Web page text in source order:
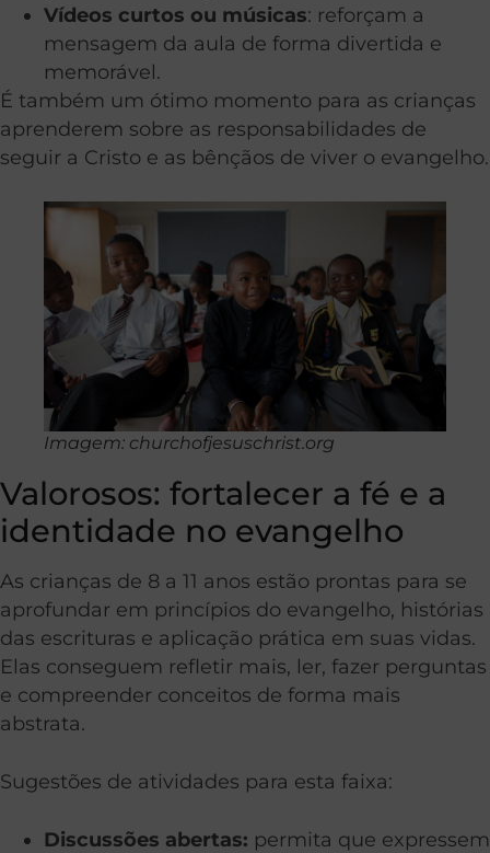
Vídeos curtos ou músicas: reforçam a
mensagem da aula de forma divertida e
memorável.
É também um ótimo momento para as crianças
aprenderem sobre as responsabilidades de
seguir a Cristo e as bênçãos de viver o evangelho.
Imagem: churchofjesuschrist.org
Valorosos: fortalecer a fé e a
identidade no evangelho
As crianças de 8 a 11 anos estão prontas para se
aprofundar em princípios do evangelho, histórias
das escrituras e aplicação prática em suas vidas.
Elas conseguem refletir mais, ler, fazer perguntas
e compreender conceitos de forma mais
abstrata.
Sugestões de atividades para esta faixa:
Discussões abertas: permita que expressem